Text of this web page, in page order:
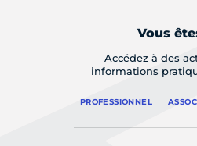
Vous
Accédez à des
informations
PROFESSIONNEL